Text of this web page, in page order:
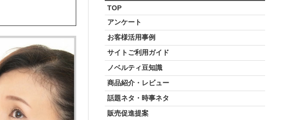
TOP
アンケート
お客様活用事例
サイトご利用ガイド
ノベルティ豆知識
商品紹介・レビュー
話題ネタ・時事ネタ
販売促進提案